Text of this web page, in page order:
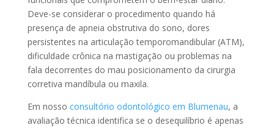
Deve-se considerar o procedimento quando há
presença de apneia obstrutiva do sono, dores
persistentes na articulação temporomandibular (ATM),
dificuldade crônica na mastigação ou problemas na
fala decorrentes do mau posicionamento da cirurgia
corretiva mandíbula ou maxila.
Em nosso consultório odontológico em Blumenau, a
avaliação técnica identifica se o desequilíbrio é apenas